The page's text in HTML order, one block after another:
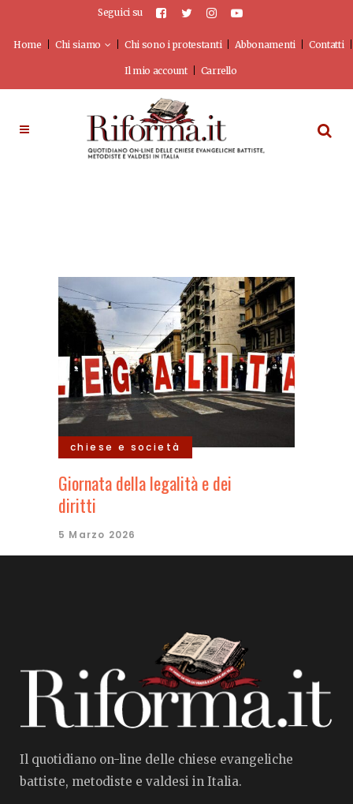
Seguici su
Home Chi siamo Chi sono i protestanti Abbonamenti Contatti
Il mio account Carrello
chiese e società
Giornata della legalità e dei
diritti
5 Marzo 2026
Il quotidiano on-line delle chiese evangeliche
battiste, metodiste e valdesi in Italia.